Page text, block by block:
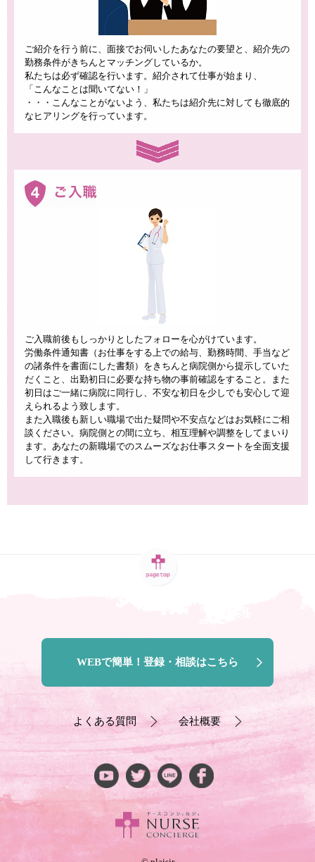
ご紹介を行う前に、面接でお伺いしたあなたの要望と、紹介先の
勤務条件がきちんとマッチングしているか。
私たちは必ず確認を行います。紹介されて仕事が始まり、
「こんなことは聞いてない！」
・・・こんなことがないよう、私たちは紹介先に対しても徹底的
なヒアリングを行っています。
ご入職前後もしっかりとしたフォローを心がけています。
労働条件通知書（お仕事をする上での給与、勤務時間、手当など
の諸条件を書面にした書類）をきちんと病院側から提示していた
だくこと、出勤初日に必要な持ち物の事前確認をすること。また
初日はご一緒に病院に同行し、不安な初日を少しでも安心して迎
えられるよう致します。
また入職後も新しい職場で出た疑問や不安点などはお気軽にご相
談ください。病院側との間に立ち、相互理解や調整をしてまいり
ます。あなたの新職場でのスムーズなお仕事スタートを全面支援
して行きます。
WEBで簡単！登録・相談はこちら
よくある質問 会社概要